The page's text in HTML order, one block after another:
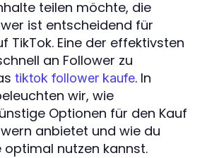
teilen möchte, die
ist entscheidend für
TikTok. Eine der effektivsten
an Follower zu
tiktok follower kaufe. In
wir, wie
Optionen für den Kauf
anbietet und wie du
nutzen kannst.